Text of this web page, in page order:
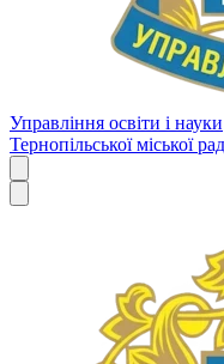
Управління освіти і науки
Тернопільської міської